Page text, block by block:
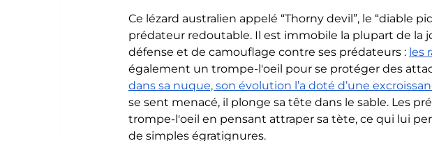
Ce lézard australien appelé “Thorny devil”, le “diable
prédateur redoutable. Il est immobile la plupart de la
défense et de camouflage contre ses prédateurs : les
également un trompe-l'oeil pour se protéger des
dans sa nuque, son évolution l’a doté d’une
se sent menacé, il plonge sa tête dans le sable. Les
trompe-l'oeil en pensant attraper sa tète, ce qui lui
de simples égratignures.